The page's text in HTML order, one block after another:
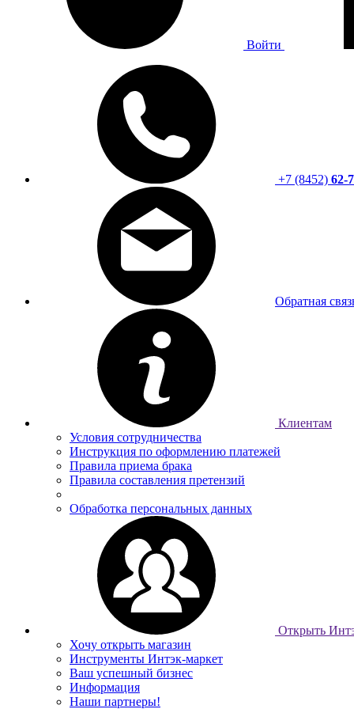
Войти
+7 (8452) 62-
Обратная
Клиентам
Условия сотрудничества
Инструкция по оформлению платежей
Правила приема брака
Правила составления претензий
Обработка персональных данных
Открыть
Хочу открыть магазин
Инструменты Интэк-маркет
Ваш успешный бизнес
Информация
Наши партнеры!